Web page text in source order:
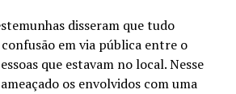
disseram que tudo
em via pública entre o
que estavam no local. Nesse
os envolvidos com uma